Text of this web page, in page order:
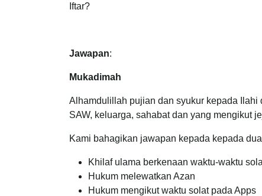
Iftar?
Jawapan:
Mukadimah
Alhamdulillah pujian dan syukur kepada
SAW, keluarga, sahabat dan yang mengikut
Kami bahagikan jawapan kepada kepada
Khilaf ulama berkenaan waktu-waktu
Hukum melewatkan Azan
Hukum mengikut waktu solat pada Apps